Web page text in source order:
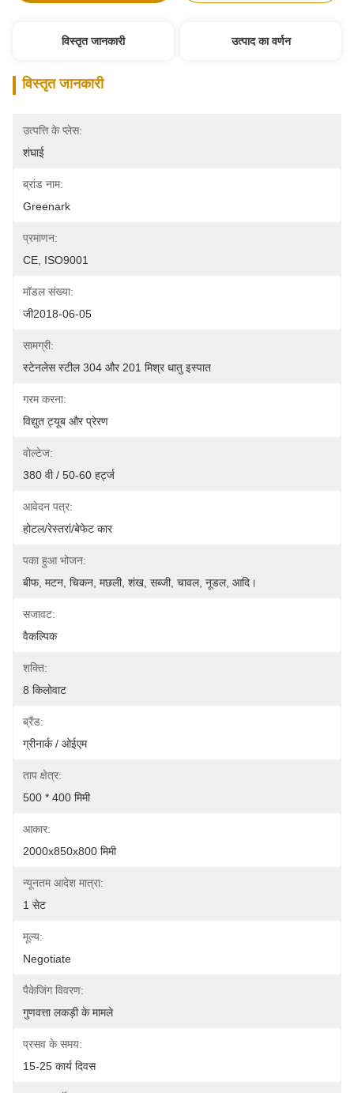
विस्तृत जानकारी उत्पाद का वर्णन
विस्तृत जानकारी
उत्पत्ति के प्लेस:
शंघाई
ब्रांड नाम:
Greenark
प्रमाणन:
CE, ISO9001
मॉडल संख्या:
जी2018-06-05
सामग्री:
स्टेनलेस स्टील 304 और 201 मिश्र धातु इस्पात
गरम करना:
विद्युत ट्यूब और प्रेरण
वोल्टेज:
380 वी / 50-60 हर्ट्ज
आवेदन पत्र:
होटल/रेस्तरां/बेफेट कार
पका हुआ भोजन:
बीफ, मटन, चिकन, मछली, शंख, सब्जी, चावल, नूडल, आदि।
सजावट:
वैकल्पिक
शक्ति:
8 किलोवाट
ब्रैंड:
ग्रीनार्क / ओईएम
ताप क्षेत्र:
500 * 400 मिमी
आकार:
2000x850x800 मिमी
न्यूनतम आदेश मात्रा:
1 सेट
मूल्य:
Negotiate
पैकेजिंग विवरण:
गुणवत्ता लकड़ी के मामले
प्रसव के समय:
15-25 कार्य दिवस